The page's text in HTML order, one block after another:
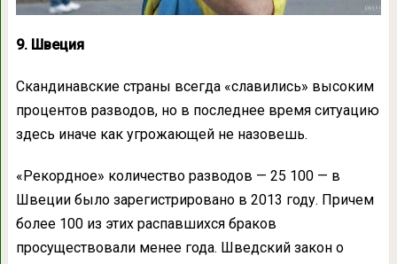
9. Швеция
Скандинавские страны всегда «славились» высоким
процентов разводов, но в последнее время ситуацию
здесь иначе как угрожающей не назовешь.
«Рекордное» количество разводов — 25 100 — в
Швеции было зарегистрировано в 2013 году. Причем
более 100 из этих распавшихся браков
просуществовали менее года. Шведский закон о